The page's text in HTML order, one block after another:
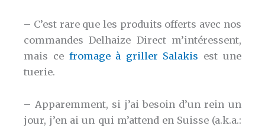
– C’est rare que les produits offerts avec nos
commandes Delhaize Direct m’intéressent,
mais ce fromage à griller Salakis est une
tuerie.
– Apparemment, si j’ai besoin d’un rein un
jour, j’en ai un qui m’attend en Suisse (a.k.a.: